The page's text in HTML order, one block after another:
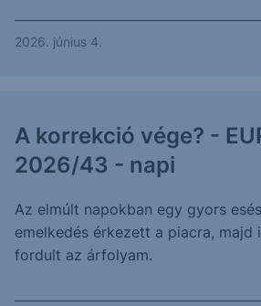
2026. június 4.
A korrekció vége? -
2026/43 - napi
Az elmúlt napokban egy gyors
emelkedés érkezett a piacra, majd
fordult az árfolyam.